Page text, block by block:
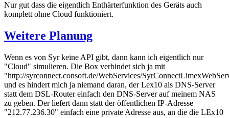
Nur gut dass die eigentlich Enthärterfunktion des Geräts auch
komplett ohne Cloud funktioniert.
Weitere Planung
Wenn es von Syr keine API gibt, dann kann ich eigentlich nur
"Cloud" simulieren. Die Box verbindet sich ja mit
"http://syrconnect.consoft.de/WebServices/
und es hindert mich ja niemand daran, der Lex10 als DNS-Server
statt dem DSL-Router einfach den DNS-Server auf meinem NAS
zu geben. Der liefert dann statt der öffentlichen IP-Adresse
"212.77.236.30" einfach eine private Adresse aus, an die die LEx10